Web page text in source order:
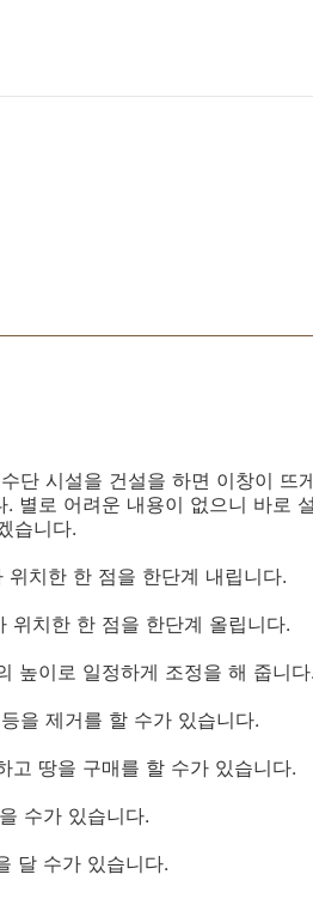
단 시설을 건설을 하면 이창이 뜨
. 별로 어려운 내용이 없으니 바로
습니다.
치한 한 점을 한단계 내립니다.
위치한 한 점을 한단계 올립니다.
높이로 일정하게 조정을 해 줍니
을 제거를 할 수가 있습니다.
고 땅을 구매를 할 수가 있습니다.
수가 있습니다.
달 수가 있습니다.